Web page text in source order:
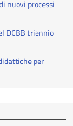
nuovi processi
DCBB triennio
per